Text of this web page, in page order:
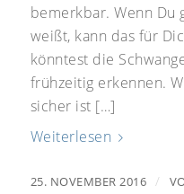
bemerkbar. Wenn Du
weißt, kann das für
könntest die
frühzeitig erkennen.
sicher ist […]
Weiterlesen
25. NOVEMBER 2016 /